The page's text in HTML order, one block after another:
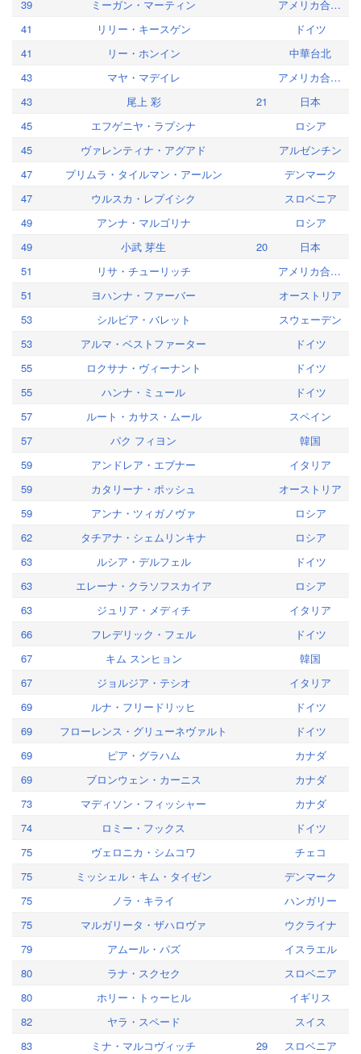
39 ミーガン・マーティン
アメリカ合衆国
41
リリー・キースゲン
ドイツ
41
リー・ホンイン
中華台北
43
マヤ・マデイレ
アメリカ合衆国
43
尾上 彩 21
日本
45
エフゲニヤ・ラプシナ
ロシア
45
ヴァレンティナ・アグアド
アルゼンチン
47
プリムラ・タイルマン・アールン
デンマーク
47
ウルスカ・レプイシク
スロベニア
49
アンナ・マルゴリナ
ロシア
49
小武 芽生 20
日本
51
リサ・チューリッチ
アメリカ合衆国
51
ヨハンナ・ファーバー
オーストリア
53
シルビア・バレット
スウェーデン
53
アルマ・ベストファーター
ドイツ
55
ロクサナ・ヴィーナント
ドイツ
55
ハンナ・ミュール
ドイツ
57
ルート・カサス・ムール
スペイン
57
パク フィヨン
韓国
59
アンドレア・エブナー
イタリア
59
カタリーナ・ポッシュ
オーストリア
59
アンナ・ツィガノヴァ
ロシア
62
タチアナ・シェムリンキナ
ロシア
63
ルシア・デルフェル
ドイツ
63
エレーナ・クラソフスカイア
ロシア
63
ジュリア・メディチ
イタリア
66
フレデリック・フェル
ドイツ
67
キム スンヒョン
韓国
67
ジョルジア・テシオ
イタリア
69
ルナ・フリードリッヒ
ドイツ
69
フローレンス・グリューネヴァルト
ドイツ
69
ピア・グラハム
カナダ
69
ブロンウェン・カーニス
カナダ
73
マディソン・フィッシャー
カナダ
74
ロミー・フックス
ドイツ
75
ヴェロニカ・シムコワ
チェコ
75
ミッシェル・キム・タイゼン
デンマーク
75
ノラ・キライ
ハンガリー
75
マルガリータ・ザハロヴァ
ウクライナ
79
アムール・パズ
イスラエル
80
ラナ・スクセク
スロベニア
80
ホリー・トゥーヒル
イギリス
82
ヤラ・スペード
スイス
83
ミナ・マルコヴィッチ 29
スロベニア